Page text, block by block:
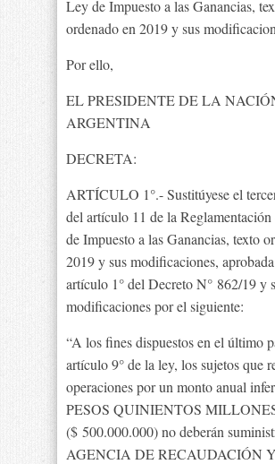
Ley de Impuesto a las Ganancias,
ordenado en 2019 y sus
Por ello,
EL PRESIDENTE DE LA
ARGENTINA
DECRETA:
ARTÍCULO 1°.- Sustitúyese el
del artículo 11 de la
de Impuesto a las Ganancias, texto
2019 y sus modificaciones,
artículo 1° del Decreto N° 862/19 y
modificaciones por el siguiente:
“A los fines dispuestos en el último
artículo 9° de la ley, los sujetos que
operaciones por un monto anual
PESOS QUINIENTOS
($ 500.000.000) no deberán
AGENCIA DE RECAUDACIÓN Y